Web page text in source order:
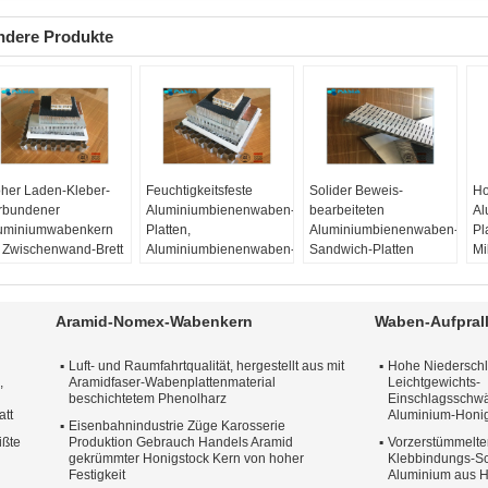
Produkte
Laden-Kleber-
Zwischenwand-Brett
Garantiezeit:
Feuchtigkeitsfeste
Aluminiumbienenwaben-
Platten,
Aluminiumbienenwaben-
Material:A3003
Busch gehämmert
10 Jahre
Größe:800mm x
800mm
Solider Beweis-
bearbeiteten
Aluminiumbienenwaben-
Sandwich-Platten
Material:A3003
10 Jahre
600mm x
Aramid-Nomex-Wabenkern
Luft- und Raumfahrtqualität, hergestellt aus mit
Aramidfaser-Wabenplattenmaterial
beschichtetem Phenolharz
Eisenbahnindustrie Züge Karosserie
Produktion Gebrauch Handels Aramid
gekrümmter Honigstock Kern von hoher
Festigkeit
Waben-
Hohe
Leichtgewichts-
Aluminium-
Klebbindungs-
Aluminium aus